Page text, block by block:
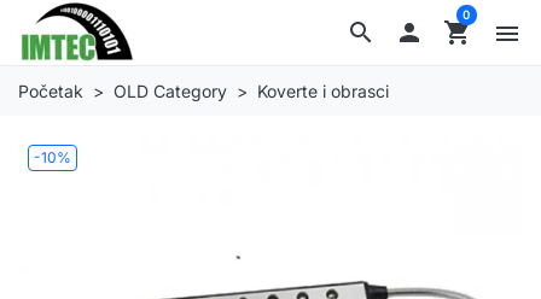
search  shopping_cart
0
menu
Početak OLD Category Koverte i obrasci
-10%